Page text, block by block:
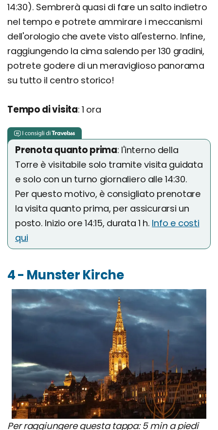
14:30). Sembrerà quasi di fare un salto indietro
nel tempo e potrete ammirare i meccanismi
dell'orologio che avete visto all'esterno. Infine,
raggiungendo la cima salendo per 130 gradini,
potrete godere di un meraviglioso panorama
su tutto il centro storico!
Tempo di visita: 1 ora
Prenota quanto prima: l'interno della
Torre è visitabile solo tramite visita guidata
e solo con un turno giornaliero alle 14:30.
Per questo motivo, è consigliato prenotare
la visita quanto prima, per assicurarsi un
posto. Inizio ore 14:15, durata 1 h. Info e costi
qui
4 - Munster Kirche
Per raggiungere questa tappa: 5 min a piedi